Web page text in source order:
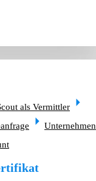
als Vermittler
Unternehmen